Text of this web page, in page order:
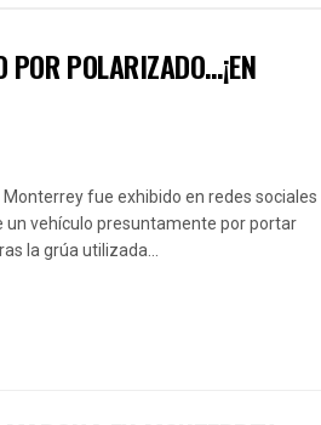
POR POLARIZADO…¡EN
fue exhibido en redes sociales
un vehículo presuntamente por portar
la grúa utilizada...